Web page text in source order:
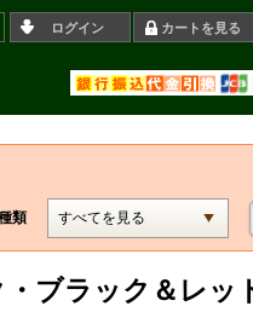
ログイン カートを見る
類
ブラック＆レッ